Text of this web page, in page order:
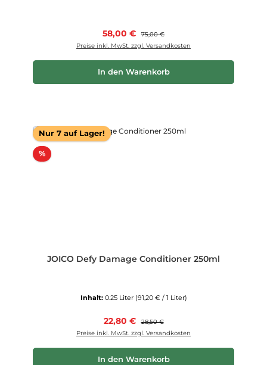
Verkaufspreis:
58,00 € Regulärer Preis:
75,00 €
Preise inkl. MwSt. zzgl. Versandkosten
In den Warenkorb
Nur 7 auf Lager!
%Rabatt
JOICO Defy Damage Conditioner 250ml
Inhalt: 0.25 Liter (91,20 € / 1 Liter)
Verkaufspreis:
22,80 € Regulärer Preis:
28,50 €
Preise inkl. MwSt. zzgl. Versandkosten
In den Warenkorb